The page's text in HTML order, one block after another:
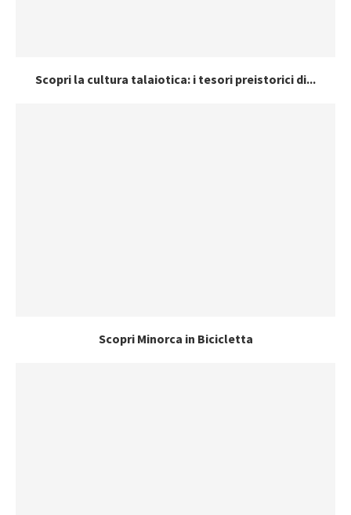
Scopri la cultura talaiotica: i tesori preistorici di...
Scopri Minorca in Bicicletta